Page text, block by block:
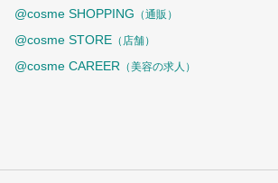
@cosme SHOPPING （通販）
@cosme STORE （店舗）
@cosme CAREER （美容の求人）